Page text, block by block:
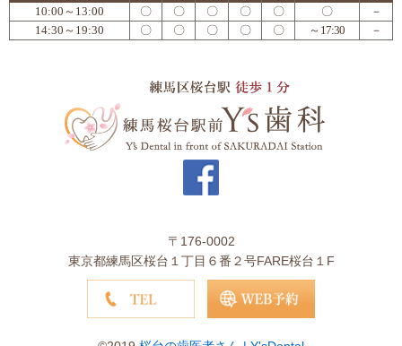
10:00～13:00
〇 〇 〇 〇 〇 〇
－
14:30～19:30
〇 〇 〇 〇 〇 ～17:30 －
〒176-0002
東京都練馬区桜台１丁目６番２号FARE桜台１F